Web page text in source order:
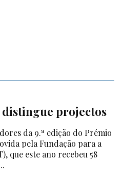
projectos
da 9.ª edição do Prémio
pela Fundação para a
que este ano recebeu 58